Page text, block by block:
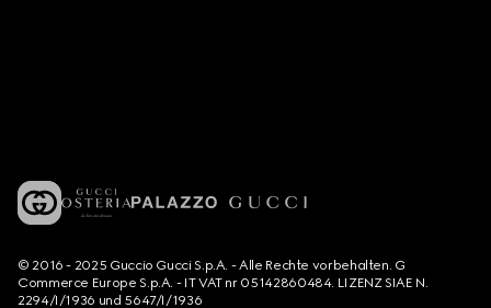
© 2016 - 2025 Guccio Gucci S.p.A. - Alle Rechte vorbehalten. G
Commerce Europe S.p.A. - IT VAT nr 05142860484. LIZENZ SIAE N.
2294/I/1936 und 5647/I/1936